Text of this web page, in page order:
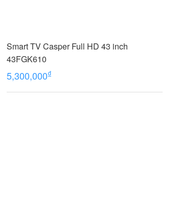
Smart TV Casper Full HD 43 inch
43FGK610
5,300,000₫